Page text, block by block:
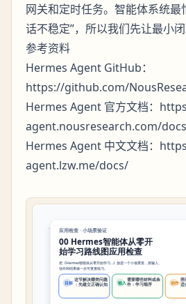
网关和定时任务。智能体系统最
话不稳定”，所以我们先让最小闭
参考资料
Hermes Agent GitHub：
https://github.com/
Hermes Agent 官方文档：
agent.nousresearch.com/
Hermes Agent 中文文档：
agent.lzw.me/docs/